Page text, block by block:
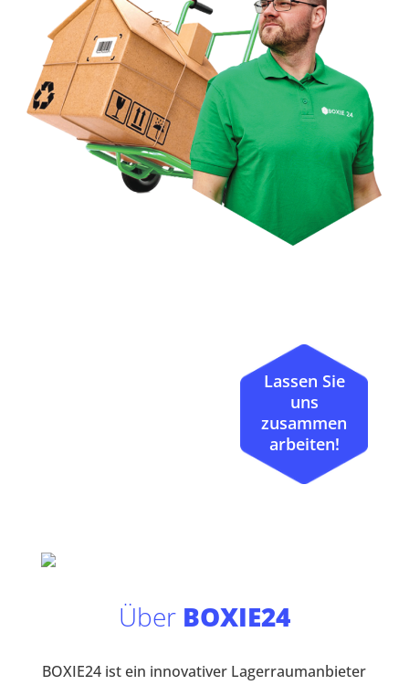
Lassen Sie
uns
zusammen
arbeiten!
Über BOXIE24
BOXIE24 ist ein innovativer Lagerraumanbieter